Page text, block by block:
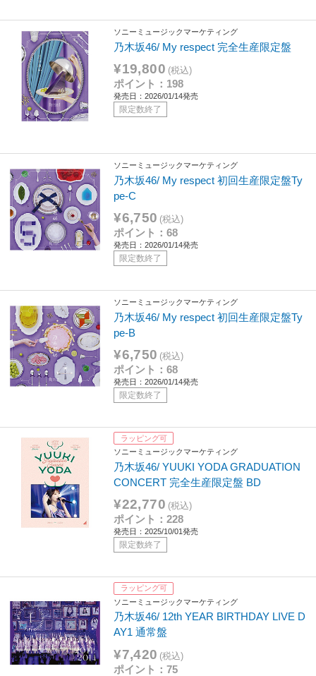
ソニーミュージックマーケティング
乃木坂46/ My respect 完全生産限定盤
¥19,800 (税込)
ポイント：198
発売日：2026/01/14発売
限定数終了
ソニーミュージックマーケティング
乃木坂46/ My respect 初回生産限定盤Ty
pe-C
¥6,750 (税込)
ポイント：68
発売日：2026/01/14発売
限定数終了
ソニーミュージックマーケティング
乃木坂46/ My respect 初回生産限定盤Ty
pe-B
¥6,750 (税込)
ポイント：68
発売日：2026/01/14発売
限定数終了
ラッピング可
ソニーミュージックマーケティング
乃木坂46/ YUUKI YODA GRADUATION
CONCERT 完全生産限定盤 BD
¥22,770 (税込)
ポイント：228
発売日：2025/10/01発売
限定数終了
ラッピング可
ソニーミュージックマーケティング
乃木坂46/ 12th YEAR BIRTHDAY LIVE D
AY1 通常盤
¥7,420 (税込)
ポイント：75